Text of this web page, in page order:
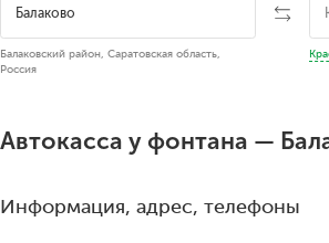
Балаковский район, Саратовская область,
Россия
Автокасса у фонтана —
Информация, адрес, телефоны